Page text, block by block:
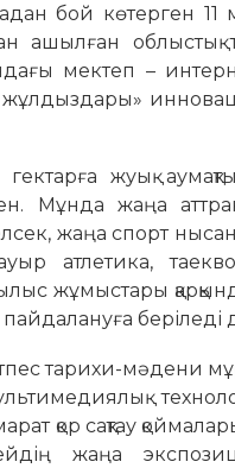
бой көтерген 11
ашылған
мектеп –
жуық
Мұнда жаңа
жаңа спорт
ауыр атлетика,
жұмыстары
беріледі
тарихи-мәдени
қор сақтау
жаңа